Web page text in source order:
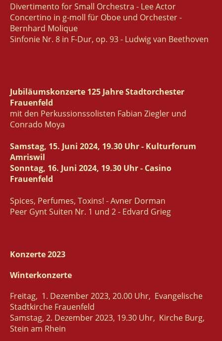
Divertimento for Small Orchestra - Lee Actor
Concertino in g-moll für Oboe und Orchester -
Bernhard Molique
Sinfonie Nr. 8 in F-Dur, op. 93 - Ludwig van Beethoven
Jubiläumskonzerte 125 Jahre Stadtorchester
Frauenfeld
mit den Perkussionssolisten Fabian Ziegler und
Conrado Moya
Samstag, 15. Juni 2024, 19.30 Uhr - Kulturforum
Amriswil
Sonntag, 16. Juni 2024, 19.30 Uhr - Casino
Frauenfeld
Spices, Perfumes, Toxins! - Avner Dorman
Peer Gynt Suiten Nr. 1 und 2 - Edvard Grieg
Konzerte 2023
Winterkonzerte
Freitag, 1. Dezember 2023, 20.00 Uhr, Evangelische
Stadtkirche Frauenfeld
Samstag, 2. Dezember 2023, 19.30 Uhr, Kirche Burg,
Stein am Rhein